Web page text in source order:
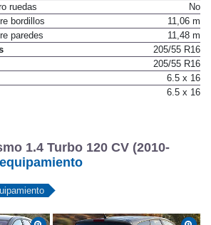
ruedas
No
bordillos
11,06 m
paredes
11,48 m
205/55 R16
205/55 R16
6.5 x 16
6.5 x 16
1.4 Turbo 120 CV (2010-